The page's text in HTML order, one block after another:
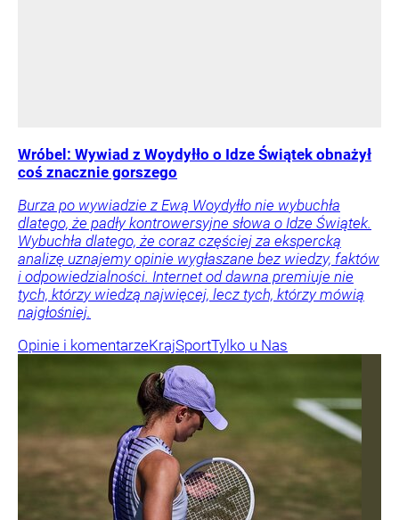
Wróbel: Wywiad z Woydyłło o Idze Świątek obnażył
coś znacznie gorszego
Burza po wywiadzie z Ewą Woydyłło nie wybuchła
dlatego, że padły kontrowersyjne słowa o Idze Świątek.
Wybuchła dlatego, że coraz częściej za ekspercką
analizę uznajemy opinie wygłaszane bez wiedzy, faktów
i odpowiedzialności. Internet od dawna premiuje nie
tych, którzy wiedzą najwięcej, lecz tych, którzy mówią
najgłośniej.
Opinie i komentarzeKrajSportTylko u Nas